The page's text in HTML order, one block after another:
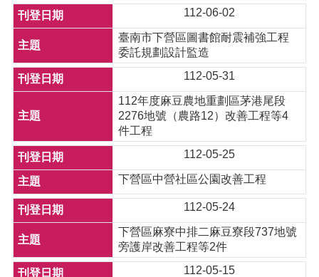
112-06-02
臺南市下營區圖書館耐震補強工程
委託規劃設計監造
112-05-31
112年度麻豆農地重劃區茅港尾段
2276地號（農路12）改善工程等4
件工程
112-05-25
下營區中營社區公園改善工程
112-05-24
下營區麻寮中排二麻豆寮段737地號
旁護岸改善工程等2件
112-05-15